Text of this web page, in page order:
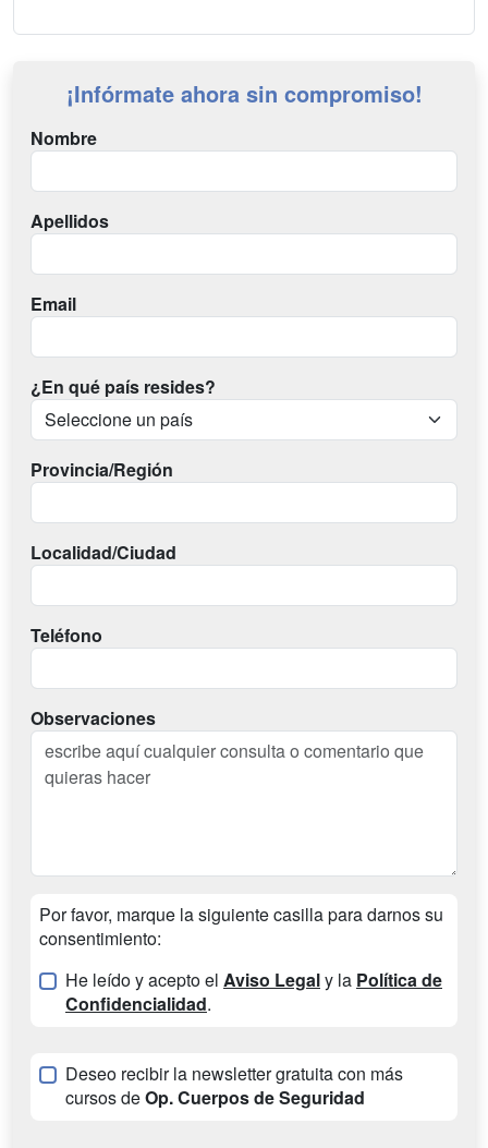
¡Infórmate ahora sin compromiso!
Nombre
Apellidos
Email
¿En qué país resides?
Provincia/Región
Localidad/Ciudad
Teléfono
Observaciones
Por favor, marque la siguiente casilla para darnos su
consentimiento:
He leído y acepto el Aviso Legaly la Política de
Confidencialidad.
Deseo recibir la newsletter gratuita con más
cursos deOp. Cuerpos de Seguridad